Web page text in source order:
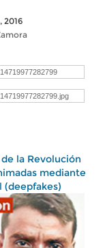
2016
la Revolución
mediante